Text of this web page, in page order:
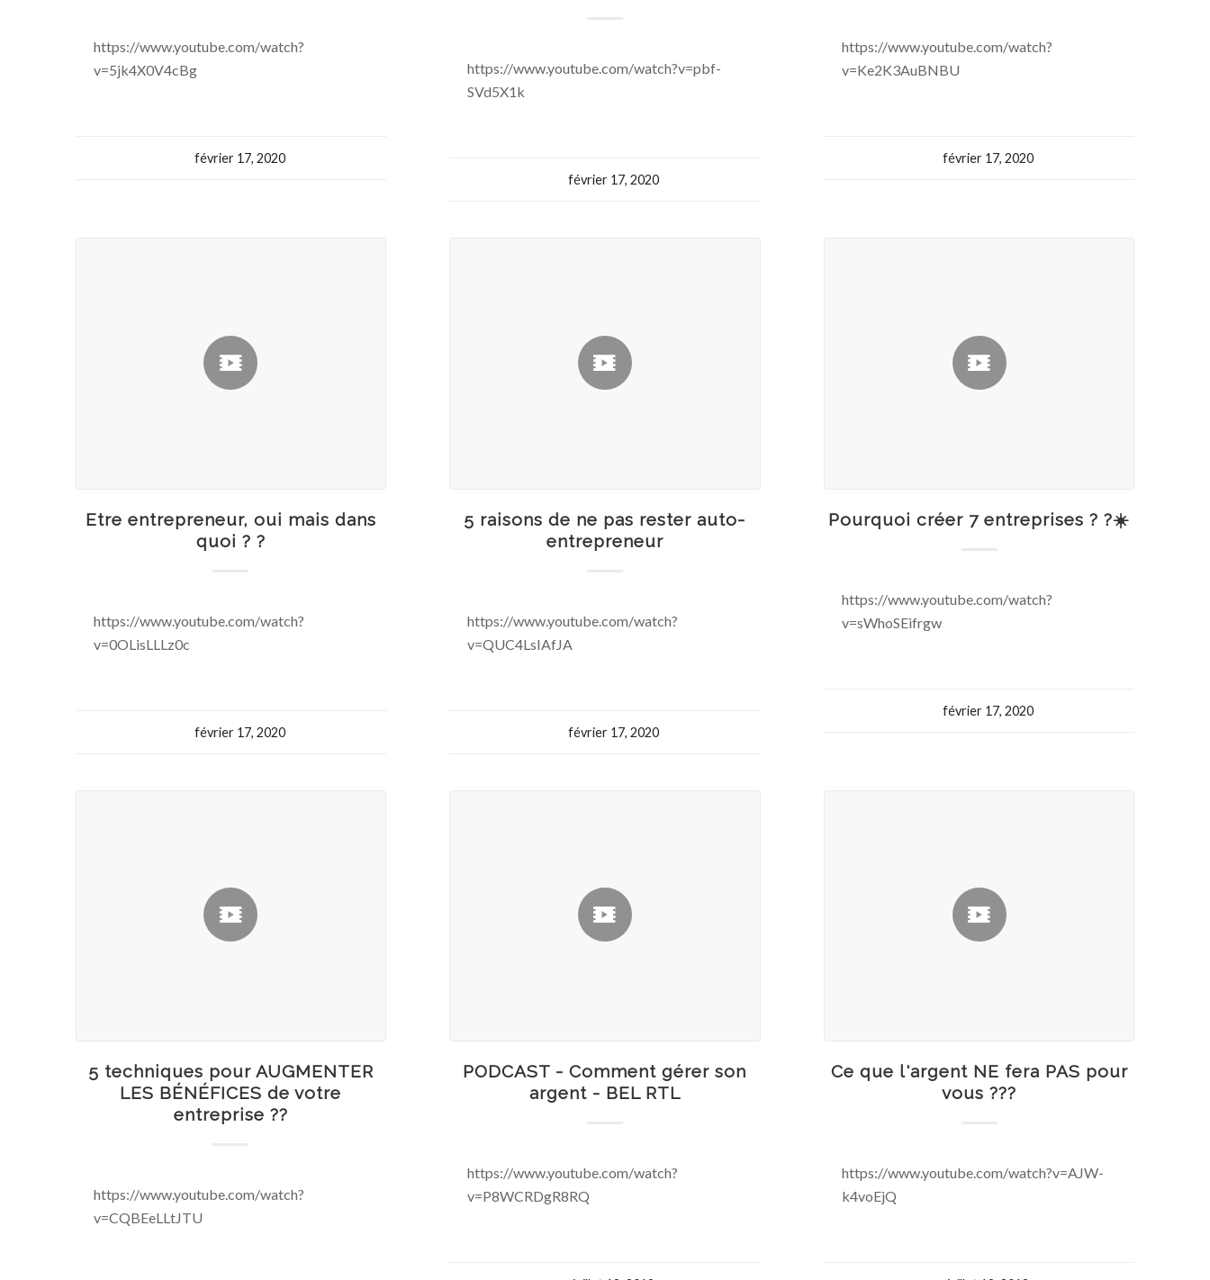
https://www.youtube.com/watch?
v=5jk4X0V4cBg
février 17, 2020
https://www.youtube.com/watch?v=pbf-
SVd5X1k
février 17, 2020
https://www.youtube.com/watch?
v=Ke2K3AuBNBU
février 17, 2020
Etre entrepreneur, oui mais dans
quoi ? ?
https://www.youtube.com/watch?
v=0OLisLLLz0c
février 17, 2020
5 raisons de ne pas rester auto-
entrepreneur
https://www.youtube.com/watch?
v=QUC4LsIAfJA
février 17, 2020
Pourquoi créer 7 entreprises ? ?☀️
https://www.youtube.com/watch?
v=sWhoSEifrgw
février 17, 2020
5 techniques pour AUGMENTER
LES BÉNÉFICES de votre
entreprise ??️
https://www.youtube.com/watch?
v=CQBEeLLtJTU
PODCAST - Comment gérer son
argent - BEL RTL
https://www.youtube.com/watch?
v=P8WCRDgR8RQ
Ce que l'argent NE fera PAS pour
vous ???
https://www.youtube.com/watch?v=AJW-
k4voEjQ